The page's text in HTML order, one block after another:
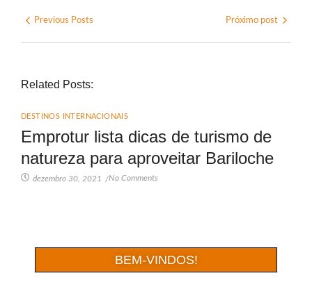
Previous Posts Próximo post
Related Posts:
DESTINOS INTERNACIONAIS
Emprotur lista dicas de turismo de
natureza para aproveitar Bariloche
dezembro 30, 2021 /No Comments
BEM-VINDOS!